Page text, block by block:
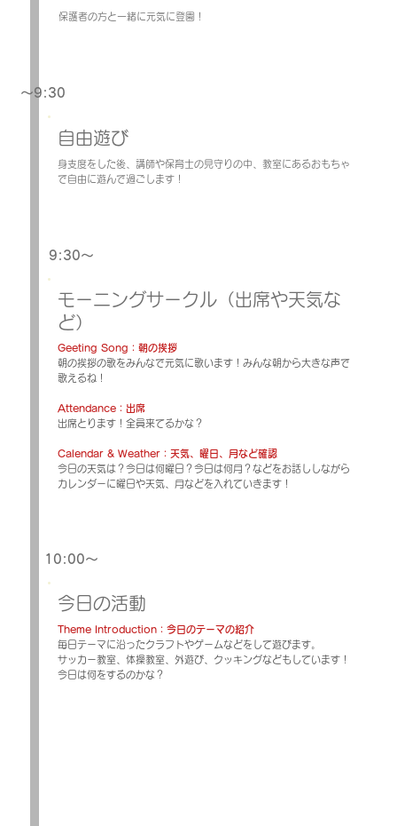
保護者の方と一緒に元気に登園！
～9:30
自由遊び
身支度をした後、講師や保育士の見守りの中、教室にあるおもちゃ
で自由に遊んで過ごします！
9:30～
モーニングサークル（出席や天気な
ど）
Geeting Song：朝の挨拶
朝の挨拶の歌をみんなで元気に歌います！みんな朝から大きな声で
歌えるね！
Attendance：出席
出席とります！全員来てるかな？
Calendar & Weather：天気、曜日、月など確認
今日の天気は？今日は何曜日？今日は何月？などをお話ししながら
カレンダーに曜日や天気、月などを入れていきます！
10:00～
今日の活動
Theme Introduction：今日のテーマの紹介
毎日テーマに沿ったクラフトやゲームなどをして遊びます。
サッカー教室、体操教室、外遊び、クッキングなどもしています！
今日は何をするのかな？